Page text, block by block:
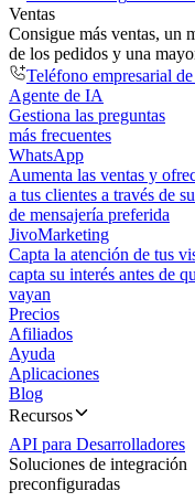
Ventas
Consigue más ventas, un
de los pedidos y una
Teléfono empresarial
Agente de IA
Gestiona las preguntas
más frecuentes
WhatsApp
Aumenta las ventas y
a tus clientes a través de
de mensajería preferida
JivoMarketing
Capta la atención de tus
capta su interés antes de
vayan
Precios
Afiliados
Ayuda
Aplicaciones
Blog
Recursos
API para Desarrolladores
Soluciones de integración
preconfiguradas